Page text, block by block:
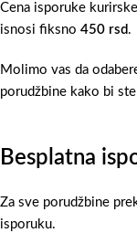
Cena isporuke
isnosi fiksno 450 rsd.
Molimo vas da
porudžbine kako bi
Besplatna
Za sve porudžbine
isporuku.